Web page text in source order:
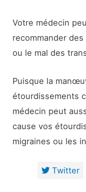
Votre médecin
recommander
ou le mal des
Puisque la
étourdissements
médecin peut
cause vos
migraines ou les
Twitter